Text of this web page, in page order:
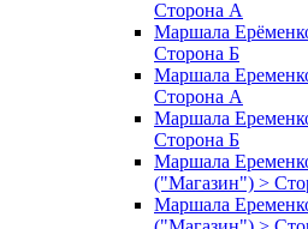
Сторона А
Маршала
Сторона Б
Маршала
Сторона А
Маршала
Сторона Б
Маршала
("Магазин") >
Маршала